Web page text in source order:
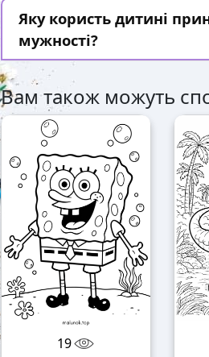
Яку користь дитині
мужності?
Вам також можуть
19